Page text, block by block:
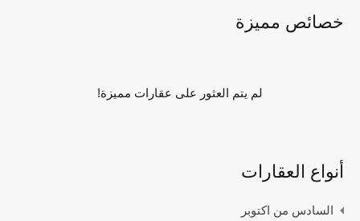
خصائص مميزة
لم يتم العثور على عقارات مميزة!
أنواع العقارات
السادس من اكتوبر